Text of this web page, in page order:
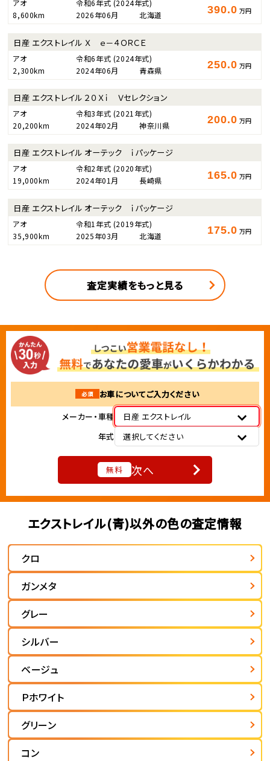
アオ 令和6年式 (2024年式)
8,600km
2026年06月 北海道 390.0 万円
日産 エクストレイル Ｘ ｅ－４ＯＲＣＥ
アオ 令和6年式 (2024年式)
2,300km
2024年06月 青森県 250.0 万円
日産 エクストレイル ２０Ｘｉ Ｖセレクション
アオ 令和3年式 (2021年式)
20,200km
2024年02月 神奈川県 200.0 万円
日産 エクストレイル オーテック ｉパッケージ
アオ 令和2年式 (2020年式)
19,000km
2024年01月 長崎県 165.0 万円
日産 エクストレイル オーテック ｉパッケージ
アオ 令和1年式 (2019年式)
35,900km
2025年03月 北海道 175.0 万円
査定実績をもっと見る
必須
お車についてご入力ください
メーカー・車種
日産 エクストレイル
年式
選択してください
無料 次へ
エクストレイル(青)以外の色の査定情報
クロ
ガンメタ
グレー
シルバー
ベージュ
Ｐホワイト
グリーン
コン